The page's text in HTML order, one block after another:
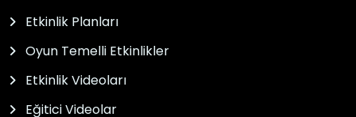
Etkinlik Planları
Oyun Temelli Etkinlikler
Etkinlik Videoları
Eğitici Videolar